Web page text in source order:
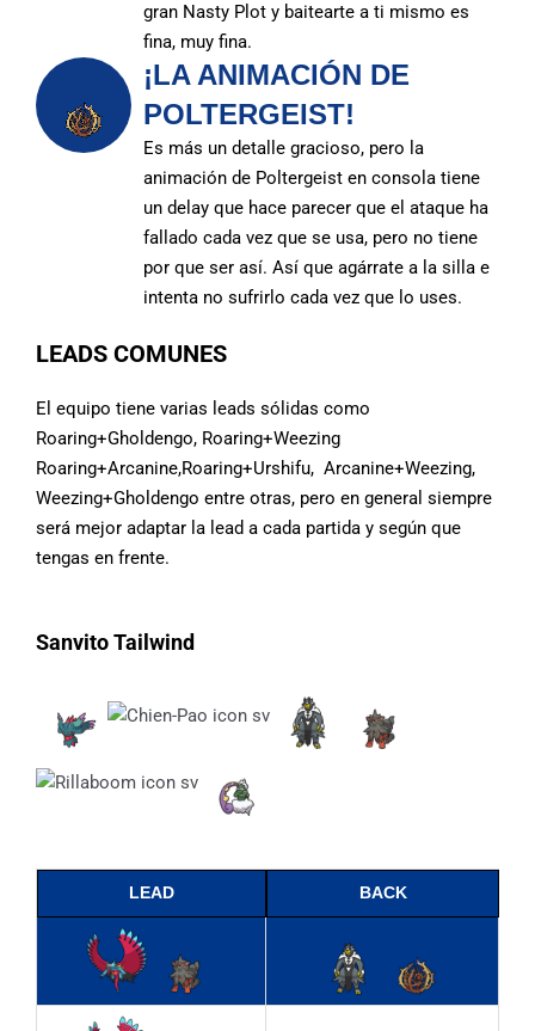
gran Nasty Plot y baitearte a ti mismo es
fina, muy fina.
¡LA ANIMACIÓN DE
POLTERGEIST!
Es más un detalle gracioso, pero la
animación de Poltergeist en consola tiene
un delay que hace parecer que el ataque ha
fallado cada vez que se usa, pero no tiene
por que ser así. Así que agárrate a la silla e
intenta no sufrirlo cada vez que lo uses.
LEADS COMUNES
El equipo tiene varias leads sólidas como
Roaring+Gholdengo, Roaring+Weezing
Roaring+Arcanine,Roaring+Urshifu, Arcanine+Weezing,
Weezing+Gholdengo entre otras, pero en general siempre
será mejor adaptar la lead a cada partida y según que
tengas en frente.
Sanvito Tailwind
LEAD BACK